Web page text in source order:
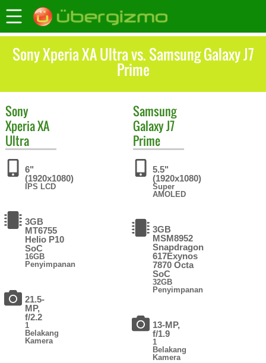
Sony Xperia XA Ultra vs. Samsung Galaxy J7
Prime
Sony
Xperia XA
Ultra
6"
(1920x1080)
IPS LCD
3GB
MT6755
Helio P10
SoC
16GB
Penyimpanan
21.5-
MP,
f/2.2
1
Belakang
Kamera
Samsung
Galaxy J7
Prime
5.5"
(1920x1080)
Super
AMOLED
3GB
MSM8952
Snapdragon
617Exynos
7870 Octa
SoC
32GB
Penyimpanan
13-MP,
f/1.9
1
Belakang
Kamera